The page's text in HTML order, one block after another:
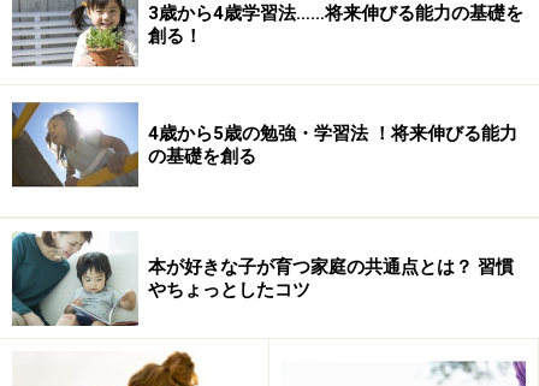
3歳から4歳学習法……将来伸びる能力の基礎を
創る！
4歳から5歳の勉強・学習法 ！将来伸びる能力
の基礎を創る
本が好きな子が育つ家庭の共通点とは？ 習慣
やちょっとしたコツ